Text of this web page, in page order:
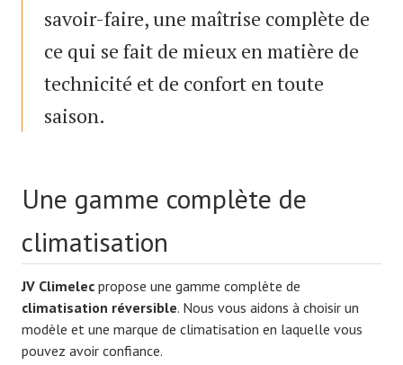
savoir-faire, une maîtrise complète de
ce qui se fait de mieux en matière de
technicité et de confort en toute
saison.
Une gamme complète de
climatisation
JV Climelec propose une gamme complète de
climatisation réversible. Nous vous aidons à choisir un
modèle et une marque de climatisation en laquelle vous
pouvez avoir confiance.